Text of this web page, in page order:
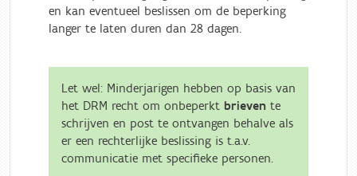
en kan eventueel beslissen om de beperking
langer te laten duren dan 28 dagen.
Let wel: Minderjarigen hebben op basis van
het DRM recht om onbeperkt brieven te
schrijven en post te ontvangen behalve als
er een rechterlijke beslissing is t.a.v.
communicatie met specifieke personen.